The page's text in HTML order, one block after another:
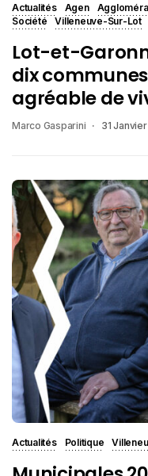
Actualités Agen
Société
Villeneuve-Sur-Lot
Lot-et-
dix
agréable de
Marco Gasparini 31
Actualités Politique